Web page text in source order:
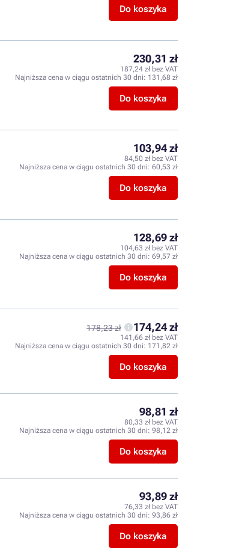
Do koszyka
230,31 zł
187,24 zł bez VAT
Najniższa cena w ciągu ostatnich 30 dni: 131,68 zł
Do koszyka
103,94 zł
84,50 zł bez VAT
Najniższa cena w ciągu ostatnich 30 dni: 60,53 zł
Do koszyka
128,69 zł
104,63 zł bez VAT
Najniższa cena w ciągu ostatnich 30 dni: 69,57 zł
Do koszyka
178,23 zł 174,24 zł
141,66 zł bez VAT
Najniższa cena w ciągu ostatnich 30 dni: 171,82 zł
Do koszyka
98,81 zł
80,33 zł bez VAT
Najniższa cena w ciągu ostatnich 30 dni: 98,12 zł
Do koszyka
93,89 zł
76,33 zł bez VAT
Najniższa cena w ciągu ostatnich 30 dni: 93,86 zł
Do koszyka